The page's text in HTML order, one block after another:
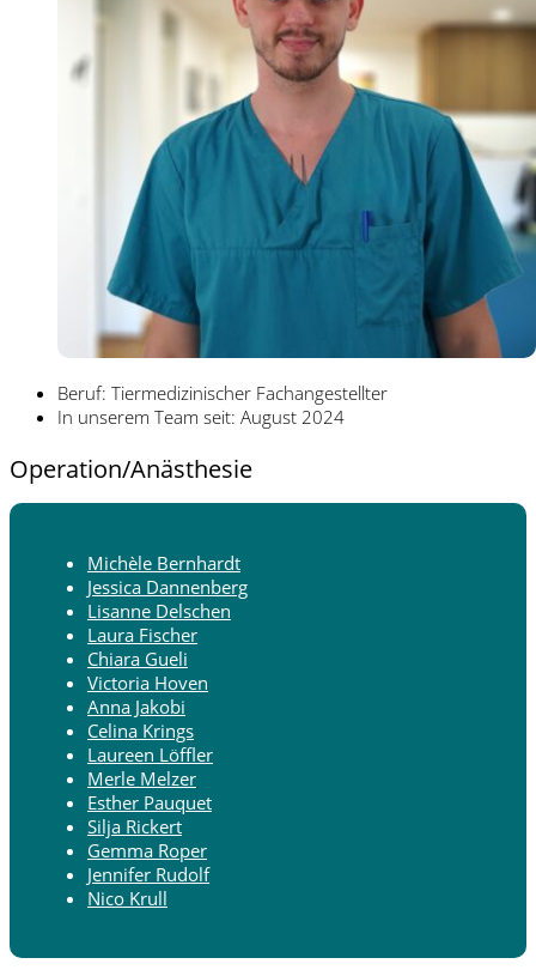
Beruf: Tiermedizinischer Fachangestellter
In unserem Team seit: August 2024
Operation/Anästhesie
Michèle Bernhardt
Jessica Dannenberg
Lisanne Delschen
Laura Fischer
Chiara Gueli
Victoria Hoven
Anna Jakobi
Celina Krings
Laureen Löffler
Merle Melzer
Esther Pauquet
Silja Rickert
Gemma Roper
Jennifer Rudolf
Nico Krull